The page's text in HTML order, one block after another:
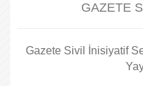
GAZETE
Gazete Sivil İnisiyatif